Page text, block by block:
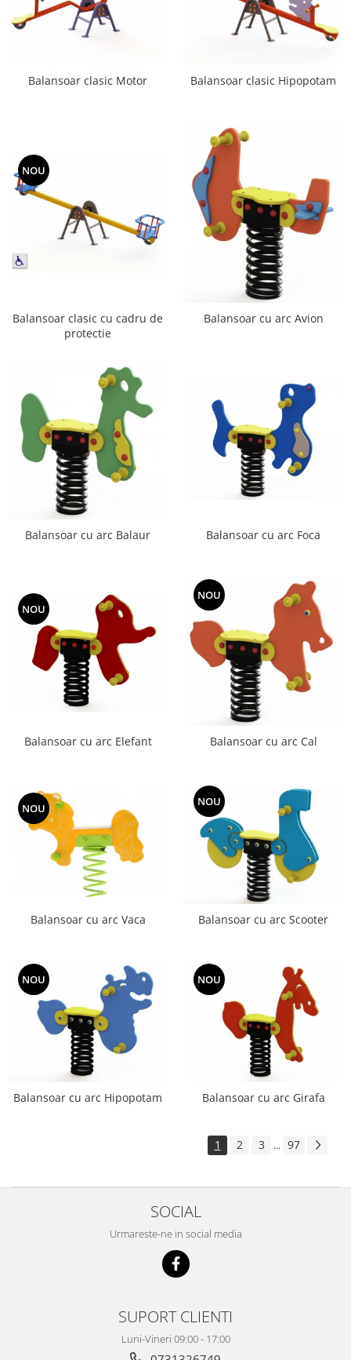
Balansoar clasic Motor Balansoar clasic Hipopotam
NOU
Balansoar clasic cu cadru de
protectie
Balansoar cu arc Avion
Balansoar cu arc Balaur Balansoar cu arc Foca
NOU
Balansoar cu arc Elefant
NOU
Balansoar cu arc Cal
NOU
Balansoar cu arc Vaca
NOU
Balansoar cu arc Scooter
NOU
Balansoar cu arc Hipopotam
NOU
Balansoar cu arc Girafa
1 2 3 ... 97
SOCIAL
Urmareste-ne in social media
SUPORT CLIENTI
Luni-Vineri 09:00 - 17:00